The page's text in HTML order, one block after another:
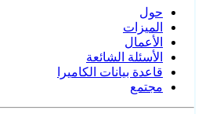
حول
الميزات
الأعمال
الأسئلة الشائعة
قاعدة بيانات الكاميرا
مجتمع